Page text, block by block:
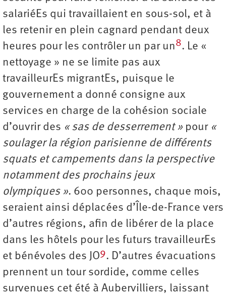
salariéEs qui travaillaient en sous-sol, et à
les retenir en plein cagnard pendant deux
heures pour les contrôler un par un8. Le «
nettoyage » ne se limite pas aux
travailleurEs migrantEs, puisque le
gouvernement a donné consigne aux
services en charge de la cohésion sociale
d’ouvrir des « sas de desserrement » pour «
soulager la région parisienne de différents
squats et campements dans la perspective
notamment des prochains jeux
olympiques ». 600 personnes, chaque mois,
seraient ainsi déplacées d’Île-de-France vers
d’autres régions, afin de libérer de la place
dans les hôtels pour les futurs travailleurEs
et bénévoles des JO9. D’autres évacuations
prennent un tour sordide, comme celles
survenues cet été à Aubervilliers, laissant